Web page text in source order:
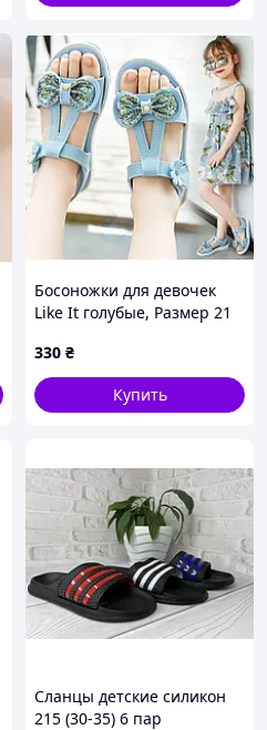
Босоножки для девочек
Like It голубые, Размер 21
330 ₴
Купить
Сланцы детские силикон
215 (30-35) 6 пар